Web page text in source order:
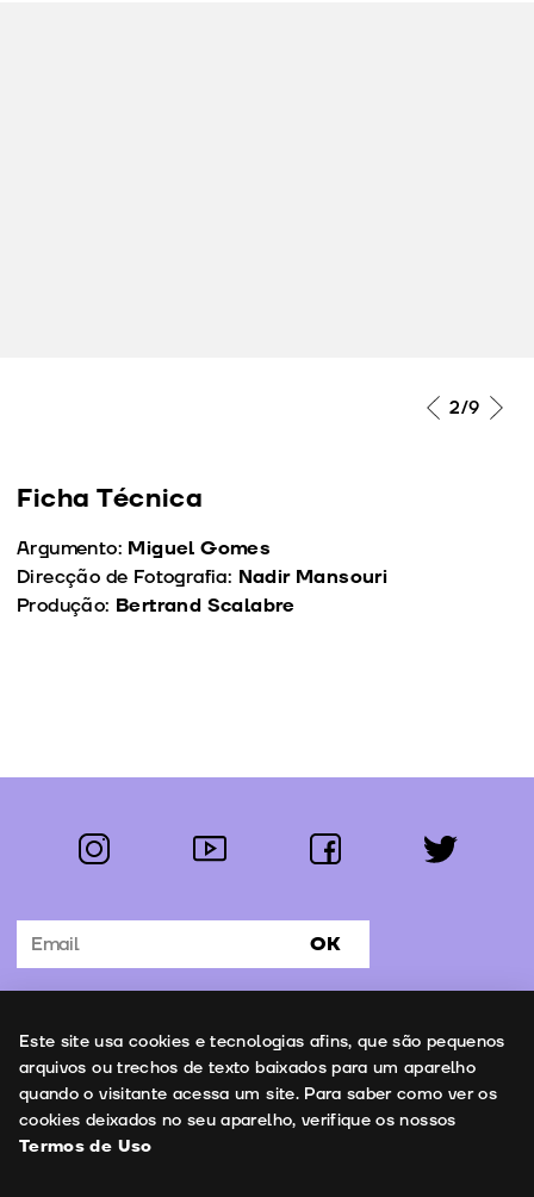
2/9
Ficha Técnica
Argumento: Miguel Gomes
Direcção de Fotografia: Nadir Mansouri
Produção: Bertrand Scalabre
Segue-nos:
instagram youtube facebook twitter
Subscrever Newsletter OK
Contactos
Este site usa cookies e tecnologias afins, que são pequenos
arquivos ou trechos de texto baixados para um aparelho
quando o visitante acessa um site. Para saber como ver os
cookies deixados no seu aparelho, verifique os nossos
Termos de Uso